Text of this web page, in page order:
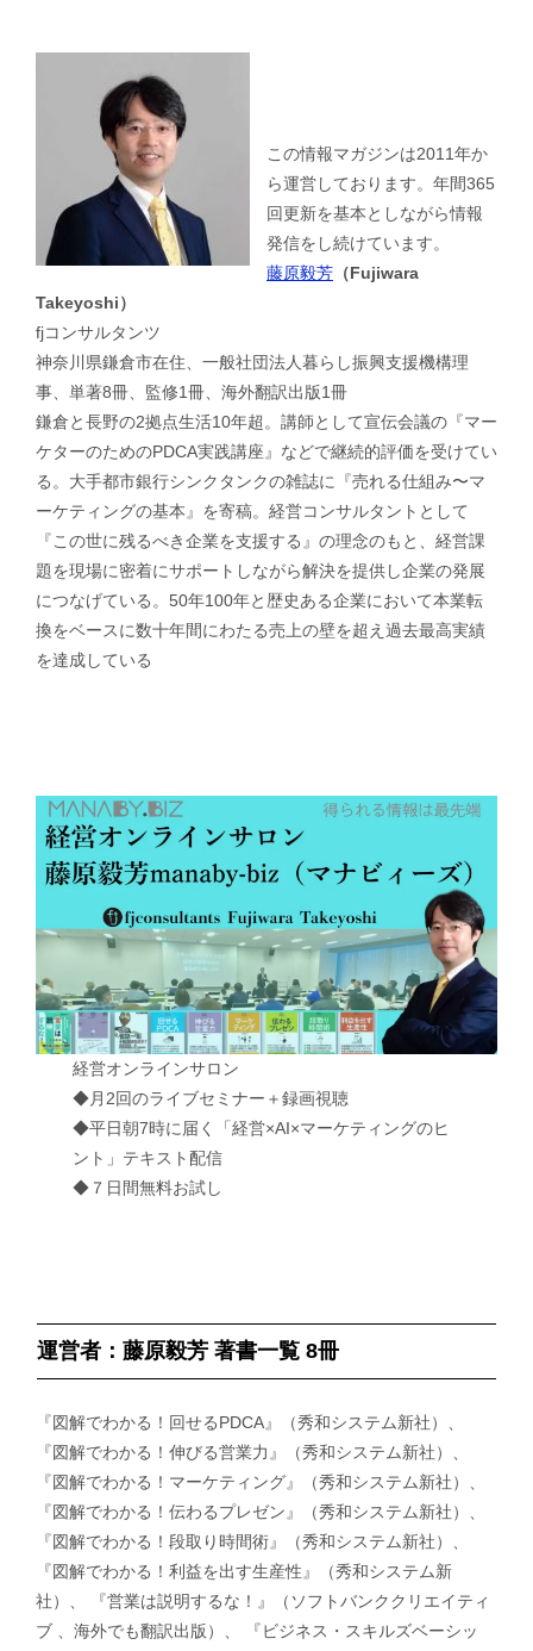
この情報マガジンは2011年か
ら運営しております。年間365
回更新を基本としながら情報
発信をし続けています。
藤原毅芳 （Fujiwara
Takeyoshi）
fjコンサルタンツ
神奈川県鎌倉市在住、一般社団法人暮らし振興支援機構理
事、単著8冊、監修1冊、海外翻訳出版1冊
鎌倉と長野の2拠点生活10年超。講師として宣伝会議の『マー
ケターのためのPDCA実践講座』などで継続的評価を受けてい
る。大手都市銀行シンクタンクの雑誌に『売れる仕組み〜マ
ーケティングの基本』を寄稿。経営コンサルタントとして
『この世に残るべき企業を支援する』の理念のもと、経営課
題を現場に密着にサポートしながら解決を提供し企業の発展
につなげている。50年100年と歴史ある企業において本業転
換をベースに数十年間にわたる売上の壁を超え過去最高実績
を達成している
経営オンラインサロン
◆月2回のライブセミナー＋録画視聴
◆平日朝7時に届く「経営×AI×マーケティングのヒ
ント」テキスト配信
◆７日間無料お試し
運営者：藤原毅芳 著書一覧 8冊
『図解でわかる！回せるPDCA』（秀和システム新社）、
『図解でわかる！伸びる営業力』（秀和システム新社）、
『図解でわかる！マーケティング』（秀和システム新社）、
『図解でわかる！伝わるプレゼン』（秀和システム新社）、
『図解でわかる！段取り時間術』（秀和システム新社）、
『図解でわかる！利益を出す生産性』（秀和システム新
社）、 『営業は説明するな！』（ソフトバンククリエイティ
ブ 、海外でも翻訳出版）、 『ビジネス・スキルズベーシッ